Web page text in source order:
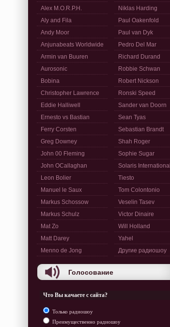
Alex M.O.R.P.H.
Aly and Fila
Andy Moor
Anjunabeats Worldwide
Armin van Buuren
Aurosonic
Bobina
Christopher Lawrence
Eddie Halliwell
Ernesto vs Bastian
Ferry Corsten
Greg Downey
John 00 Fleming
John OCallaghan
Leon Bolier
Manuel le Saux
Markus Schossow
Markus Schulz
Mat Zo
Matt Darey
Menno de Jong
Niklas Harding
Paul Oakenfold
Paul van Dyk
Pedro Del Mar
Richard Durand
Robbie Schwan
Robert Nickson
Ronski Speed
Sander van Doorn
Sean Tyas
Sebastian Brandt
Shah Roger
Sophie Sugar
Solaris International
Tiesto
Tom Colontonio
Veselin Tasev
Victor Dinaire
Will Holland
Yahel
Другие радиошоу
Голосование
Что Вы качаете с сайта?
Только радиошоу
Преимущественно радиошоу